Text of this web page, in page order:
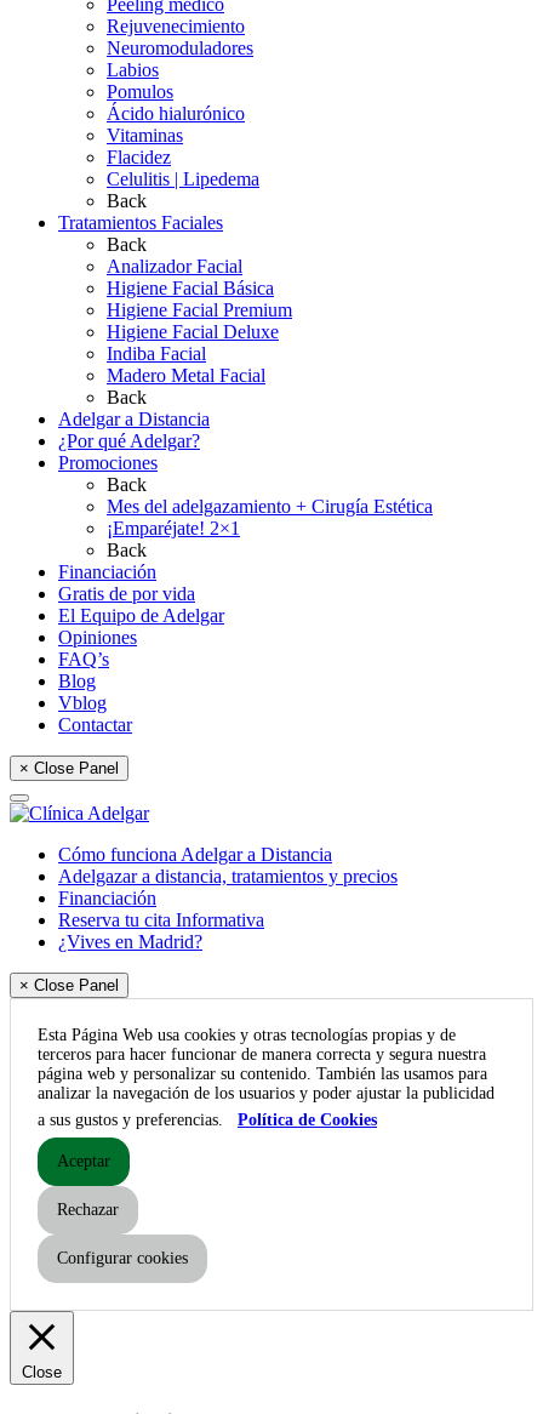
Peeling médico
Rejuvenecimiento
Neuromoduladores
Labios
Pomulos
Ácido hialurónico
Vitaminas
Flacidez
Celulitis | Lipedema
Back
Tratamientos Faciales
Back
Analizador Facial
Higiene Facial Básica
Higiene Facial Premium
Higiene Facial Deluxe
Indiba Facial
Madero Metal Facial
Back
Adelgar a Distancia
¿Por qué Adelgar?
Promociones
Back
Mes del adelgazamiento + Cirugía Estética
¡Emparéjate! 2×1
Back
Financiación
Gratis de por vida
El Equipo de Adelgar
Opiniones
FAQ’s
Blog
Vblog
Contactar
× Close Panel
Cómo funciona Adelgar a Distancia
Adelgazar a distancia, tratamientos y precios
Financiación
Reserva tu cita Informativa
¿Vives en Madrid?
× Close Panel
Esta Página Web usa cookies y otras tecnologías propias y de
terceros para hacer funcionar de manera correcta y segura nuestra
página web y personalizar su contenido. También las usamos para
analizar la navegación de los usuarios y poder ajustar la publicidad
a sus gustos y preferencias.
Política de Cookies
Aceptar
Rechazar
Configurar cookies
Close